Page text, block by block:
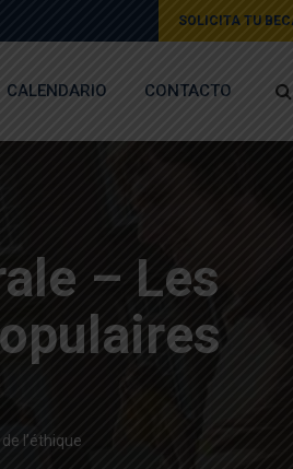
SOLICITA TU
CALENDARIO CONTACTO
– Les
l’éthique